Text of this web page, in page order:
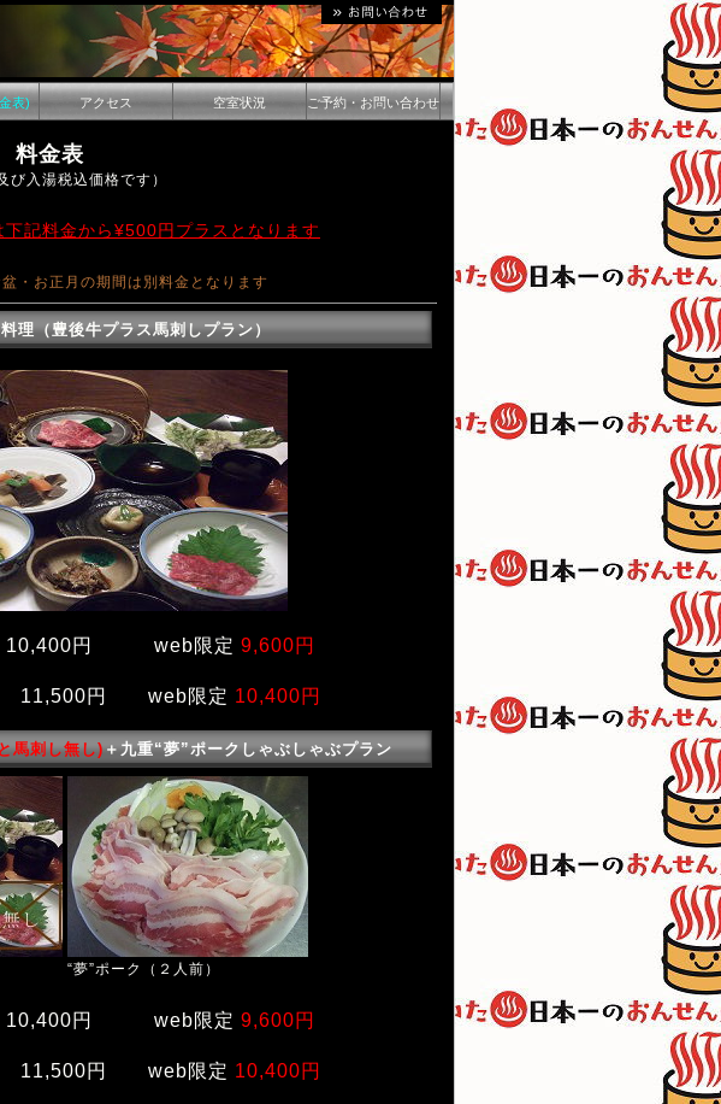
表) アクセス 空室状況 ご予約・お問い合わせ
料金表
び入湯税込価格です）
記料金から¥500円プラスとなります
・お正月の期間は別料金となります
理（豊後牛プラス馬刺しプラン）
10,400円 web限定 9,600円
11,500円 web限定 10,400円
馬刺し無し)＋九重“夢”ポークしゃぶしゃぶプラン
“夢”ポーク（２人前）
10,400円 web限定 9,600円
11,500円 web限定 10,400円